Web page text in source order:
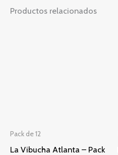
Productos relacionados
Pack de 12
La Vibucha Atlanta – Pack